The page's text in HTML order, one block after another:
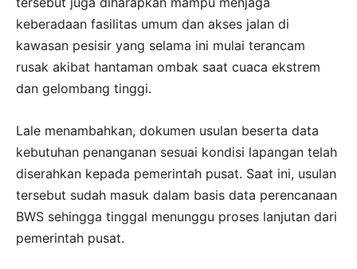
keberadaan fasilitas umum dan akses jalan di
kawasan pesisir yang selama ini mulai terancam
rusak akibat hantaman ombak saat cuaca ekstrem
dan gelombang tinggi.
Lale menambahkan, dokumen usulan beserta data
kebutuhan penanganan sesuai kondisi lapangan telah
diserahkan kepada pemerintah pusat. Saat ini, usulan
tersebut sudah masuk dalam basis data perencanaan
BWS sehingga tinggal menunggu proses lanjutan dari
pemerintah pusat.